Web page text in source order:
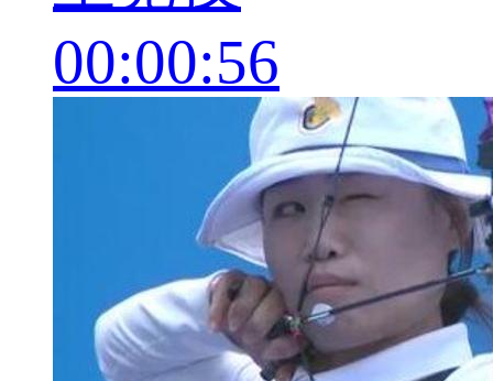
00:00:56